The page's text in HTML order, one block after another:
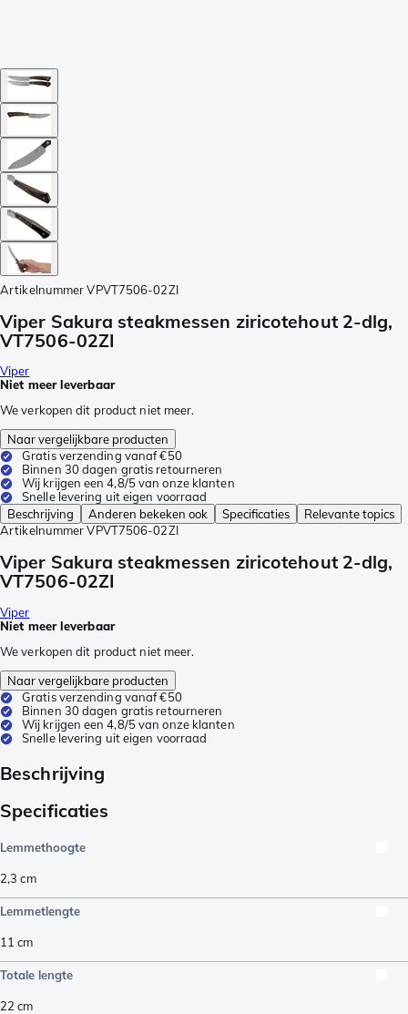
Artikelnummer VPVT7506-02ZI
Viper Sakura steakmessen ziricotehout 2-dlg,
VT7506-02ZI
Viper
Niet meer leverbaar
We verkopen dit product niet meer.
Naar vergelijkbare producten
Gratis verzending vanaf €50
Binnen 30 dagen gratis retourneren
Wij krijgen een 4,8/5 van onze klanten
Snelle levering uit eigen voorraad
Beschrijving
Anderen bekeken ook Specificaties
Relevante topics
Artikelnummer VPVT7506-02ZI
Viper Sakura steakmessen ziricotehout 2-dlg,
VT7506-02ZI
Viper
Niet meer leverbaar
We verkopen dit product niet meer.
Naar vergelijkbare producten
Gratis verzending vanaf €50
Binnen 30 dagen gratis retourneren
Wij krijgen een 4,8/5 van onze klanten
Snelle levering uit eigen voorraad
Beschrijving
Specificaties
Lemmethoogte
2,3 cm
Lemmetlengte
11 cm
Totale lengte
22 cm